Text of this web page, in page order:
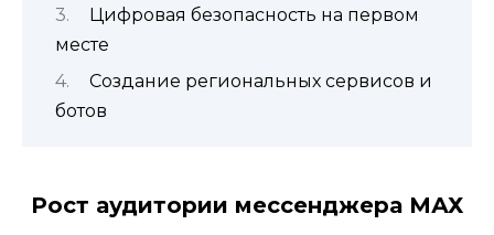
Цифровая безопасность на первом
месте
Создание региональных сервисов и
ботов
Рост аудитории мессенджера МАХ